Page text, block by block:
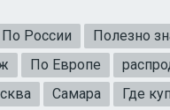
По России
Полезно
По Европе
Самара
Где